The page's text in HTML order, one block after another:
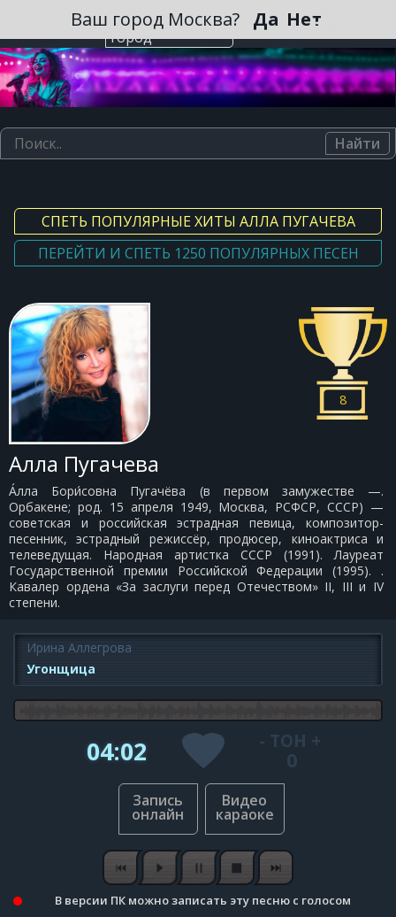
Выберите
город
Ваш город Москва? Да Нет
Найти
СПЕТЬ ПОПУЛЯРНЫЕ ХИТЫ АЛЛА ПУГАЧЕВА
ПЕРЕЙТИ И СПЕТЬ 1250 ПОПУЛЯРНЫХ ПЕСЕН
Алла Пугачева
А́лла Бори́совна Пугачёва (в первом замужестве —.
Орбакене; род. 15 апреля 1949, Москва, РСФСР, СССР) —
советская и российская эстрадная певица, композитор-
песенник, эстрадный режиссёр, продюсер, киноактриса и
телеведущая. Народная артистка СССР (1991). Лауреат
Государственной премии Российской Федерации (1995). .
Кавалер ордена «За заслуги перед Отечеством» II, III и IV
степени.
8
Ирина Аллегрова
Угонщица
04:02 - ТОН +
0
В версии ПК можно записать эту песню с голосом